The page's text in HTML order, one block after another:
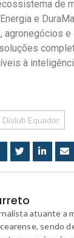
de
e
agronegócios e
à
Dislub Equador
atuante a
sendo